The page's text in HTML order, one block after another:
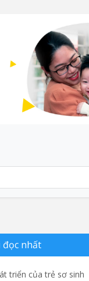
nhất
triển của trẻ sơ sinh